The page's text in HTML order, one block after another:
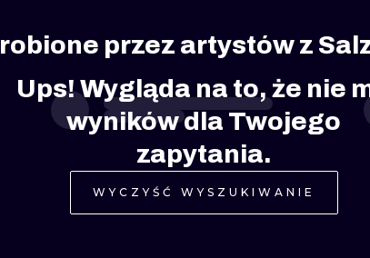
EDYNBURG
BIOMECHANIKA NEO
TRIBAL
RYCINOWE
KRESKÓWKOWE
przez artystów z
Ups! Wygląda na to, że nie
wyników dla Twojego
zapytania.
WYCZYŚĆ WYSZUKIWANIE